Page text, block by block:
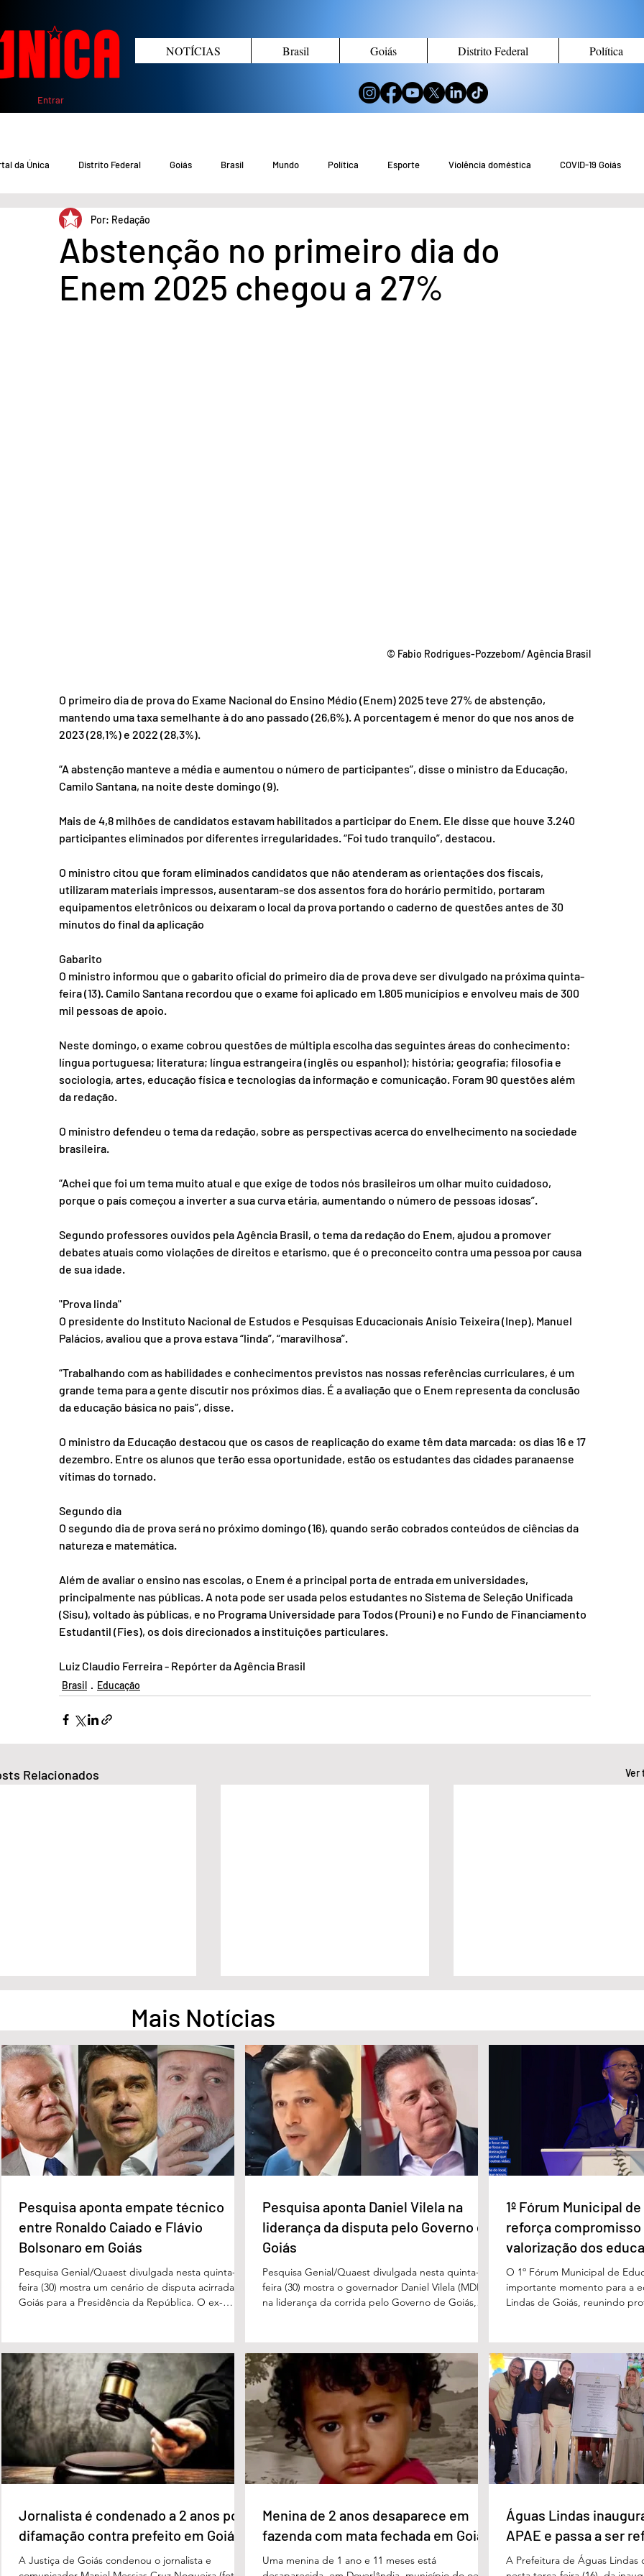
Entrar
NOTÍCIAS Brasil Goiás Distrito Federal Política
da Única Distrito Federal Goiás Brasil Mundo Política Esporte Violência doméstica COVID-19 Goiás
COVID-19 DF COVID-19 Brasil
Crime em Goiás Crimes no DF Saúde Educação Tecnologia
Abstenção no primeiro dia do
Enem 2025 chegou a 27%
Por: Redação
© Fabio Rodrigues-Pozzebom/ Agência Brasil
O primeiro dia de prova do Exame Nacional do Ensino Médio (Enem) 2025 teve 27% de abstenção,
mantendo uma taxa semelhante à do ano passado (26,6%). A porcentagem é menor do que nos anos de
2023 (28,1%) e 2022 (28,3%).
“A abstenção manteve a média e aumentou o número de participantes”, disse o ministro da Educação,
Camilo Santana, na noite deste domingo (9).
Mais de 4,8 milhões de candidatos estavam habilitados a participar do Enem. Ele disse que houve 3.240
participantes eliminados por diferentes irregularidades. “Foi tudo tranquilo”, destacou.
O ministro citou que foram eliminados candidatos que não atenderam as orientações dos fiscais,
utilizaram materiais impressos, ausentaram-se dos assentos fora do horário permitido, portaram
equipamentos eletrônicos ou deixaram o local da prova portando o caderno de questões antes de 30
minutos do final da aplicação
Gabarito
O ministro informou que o gabarito oficial do primeiro dia de prova deve ser divulgado na próxima quinta-
feira (13). Camilo Santana recordou que o exame foi aplicado em 1.805 municípios e envolveu mais de 300
mil pessoas de apoio.
Neste domingo, o exame cobrou questões de múltipla escolha das seguintes áreas do conhecimento:
língua portuguesa; literatura; língua estrangeira (inglês ou espanhol); história; geografia; filosofia e
sociologia, artes, educação física e tecnologias da informação e comunicação. Foram 90 questões além
da redação.
O ministro defendeu o tema da redação, sobre as perspectivas acerca do envelhecimento na sociedade
brasileira.
“Achei que foi um tema muito atual e que exige de todos nós brasileiros um olhar muito cuidadoso,
porque o país começou a inverter a sua curva etária, aumentando o número de pessoas idosas”.
Segundo professores ouvidos pela Agência Brasil, o tema da redação do Enem, ajudou a promover
debates atuais como violações de direitos e etarismo, que é o preconceito contra uma pessoa por causa
de sua idade.
"Prova linda"
O presidente do Instituto Nacional de Estudos e Pesquisas Educacionais Anísio Teixeira (Inep), Manuel
Palácios, avaliou que a prova estava “linda”, “maravilhosa”.
“Trabalhando com as habilidades e conhecimentos previstos nas nossas referências curriculares, é um
grande tema para a gente discutir nos próximos dias. É a avaliação que o Enem representa da conclusão
da educação básica no país”, disse.
O ministro da Educação destacou que os casos de reaplicação do exame têm data marcada: os dias 16 e 17
dezembro. Entre os alunos que terão essa oportunidade, estão os estudantes das cidades paranaense
vítimas do tornado.
Segundo dia
O segundo dia de prova será no próximo domingo (16), quando serão cobrados conteúdos de ciências da
natureza e matemática.
Além de avaliar o ensino nas escolas, o Enem é a principal porta de entrada em universidades,
principalmente nas públicas. A nota pode ser usada pelos estudantes no Sistema de Seleção Unificada
(Sisu), voltado às públicas, e no Programa Universidade para Todos (Prouni) e no Fundo de Financiamento
Estudantil (Fies), os dois direcionados a instituições particulares.
Luiz Claudio Ferreira - Repórter da Agência Brasil
Brasil Educação
Relacionados Ver
No G7, Lula cobra empenho
dos países ricos diante de
desigualdades
STF condena Eduardo
Bolsonaro a inelegibilidade e a
4 anos de prisão
Lula sanciona lei que garante
renovação automática da CNH
Mais Notícias
Pesquisa aponta empate técnico
entre Ronaldo Caiado e Flávio
Bolsonaro em Goiás
Pesquisa Genial/Quaest divulgada nesta quinta-
feira (30) mostra um cenário de disputa acirrada em
Goiás para a Presidência da República. O ex-
27%. Considerando a margem de erro de três
pontos percentuais, os dois estão em empate
técnico. Na terceira colocação está o presidente
Luiz Inácio Lula da Silva (PT), com 23% das
intenções de voto. Os
Pesquisa aponta Daniel Vilela na
liderança da disputa pelo Governo de
Goiás
Pesquisa Genial/Quaest divulgada nesta quinta-
feira (30) mostra o governador Daniel Vilela (MDB)
na liderança da corrida pelo Governo de Goiás,
turno, Daniel Vilela aparece com 37% das intenções
de voto, seguido pelo ex-governador Marconi
Perillo (PSDB), com 21%. Em seguida estão Wilder
Morais (PL), com 11%, Luis Cesar Bueno (PT), com
3%, e
1º Fórum Municipal
reforça compromisso
valorização dos
Águas Lindas
O 1º Fórum Municipal de
importante momento para a
Lindas de Goiás, reunindo
um papel fundamental na
gerações. Durante o evento,
de Educação, Denildson
fórum nasceu do desejo de
educadores muito mais do
Jornalista é condenado a 2 anos por
difamação contra prefeito em Goiás
A Justiça de Goiás condenou o jornalista e
Menina de 2 anos desaparece em
fazenda com mata fechada em Goiás
Uma menina de 1 ano e 11 meses está
Águas Lindas
APAE e passa a ser
A Prefeitura de Águas Lindas